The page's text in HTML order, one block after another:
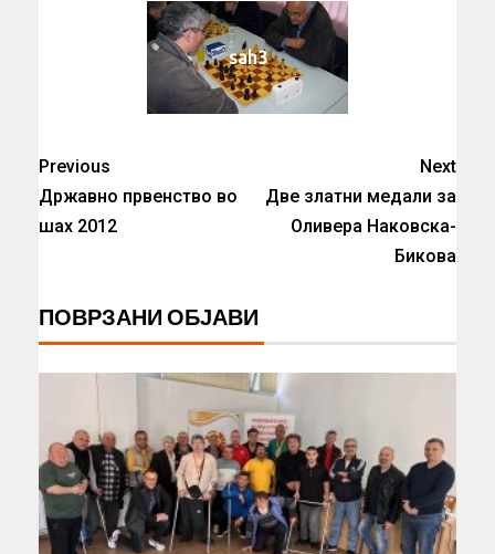
sah3
Previous
Државно првенство во
шах 2012
Next
Две златни медали за
Оливера Наковска-
Бикова
ПОВРЗАНИ ОБЈАВИ